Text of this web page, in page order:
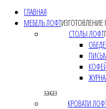
ГЛАВНАЯ
МЕБЕЛЬ ЛОФТИЗГОТОВЛЕНИЕ
СТОЛЫ ЛОФТ
заказ
КРОВАТИ